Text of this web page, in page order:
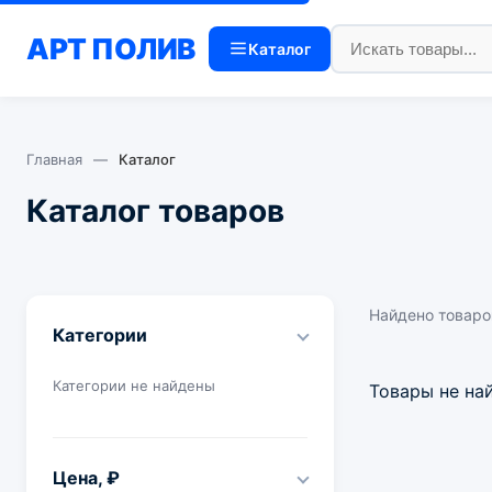
АРТ ПОЛИВ Каталог
Главная — Каталог
Каталог товаров
Категории
Категории не найдены
Цена, ₽
Найдено
Товары не